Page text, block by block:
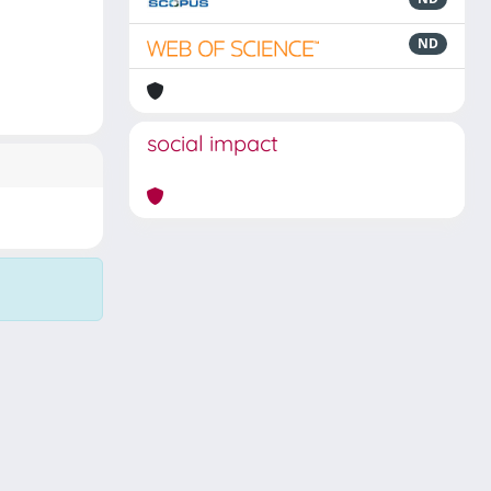
ND
social impact